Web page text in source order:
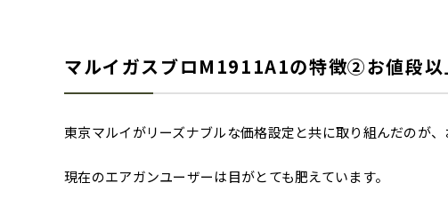
マルイガスブロM1911A1の特徴②お値段以
東京マルイがリーズナブルな価格設定と共に取り組んだのが
現在のエアガンユーザーは目がとても肥えています。